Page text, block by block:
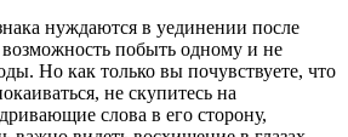
нуждаются в уединении после
побыть одному и не
Но как только вы почувствуете, что
не скупитесь на
слова в его сторону,